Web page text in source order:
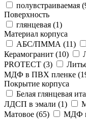
полувстраиваемая (
Поверхность
глянцевая (1)
Материал корпуса
АБС/ПММА (11)
Керамогранит (10)
PROTECT (3)
МДФ в ПВХ пленке (
Покрытие корпуса
Белая глянцевая
ЛДСП в эмали (1)
Матовое (65) МДФ